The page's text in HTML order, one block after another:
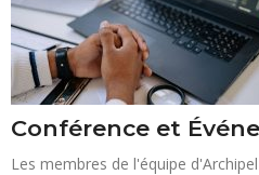
Conférence et
Les membres de l'équipe